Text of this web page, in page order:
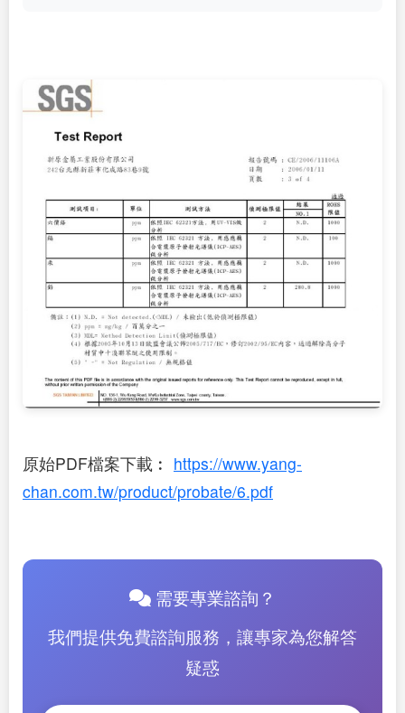
原始PDF檔案下載︰ https://www.yang-
chan.com.tw/product/probate/6.pdf
需要專業諮詢？
我們提供免費諮詢服務，讓專家為您解答
疑惑